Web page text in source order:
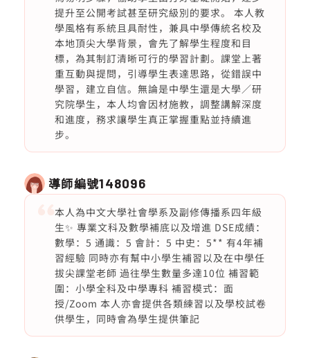
提升至公開考試甚至研究級別的要求。 本人教
學風格有系統且具耐性，兼具中學傳統名校及
本地頂尖大學背景，會先了解學生程度和目
標，為其制訂清晰可行的學習計劃。課堂上著
重互動與提問，引導學生表達思路，從錯誤中
學習，建立自信。無論是中學生還是大學／研
究院學生，本人均會因材施教，調整講解深度
和進度，務求讓學生真正掌握重點並持續進
步。
導師編號148096
本人為中文大學社會學系及副修傳播系四年級
生✨ 專業文科及數學補底以及增進 DSE成績：
數學：5 通識：5 會計：5 中史：5** 有4年補
習經驗 同時亦有幫中小學生補習以及在中學任
拔尖課堂老師 過往學生數量多達10位 補習範
圍：小學全科及中學專科 補習模式：面
授/Zoom 本人亦會提供各類練習以及學校試卷
供學生，同時會為學生提供筆記